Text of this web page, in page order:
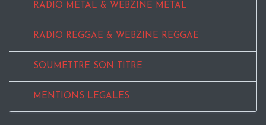
RADIO METAL & WEBZINE METAL
RADIO REGGAE & WEBZINE REGGAE
SOUMETTRE SON TITRE
MENTIONS LEGALES